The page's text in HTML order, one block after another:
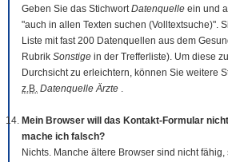
Geben Sie das StichwortDatenquelle ein und
"auch in allen Texten suchen (Volltextsuche)".
Liste mit fast 200 Datenquellen aus dem
Rubrik Sonstige in der Trefferliste). Um diese
Durchsicht zu erleichtern, können Sie weitere
z.B. Datenquelle Ärzte .
Mein Browser will das Kontakt-Formular
mache ich falsch?
Nichts. Manche ältere Browser sind nicht